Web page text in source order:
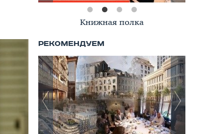
Книжная полка